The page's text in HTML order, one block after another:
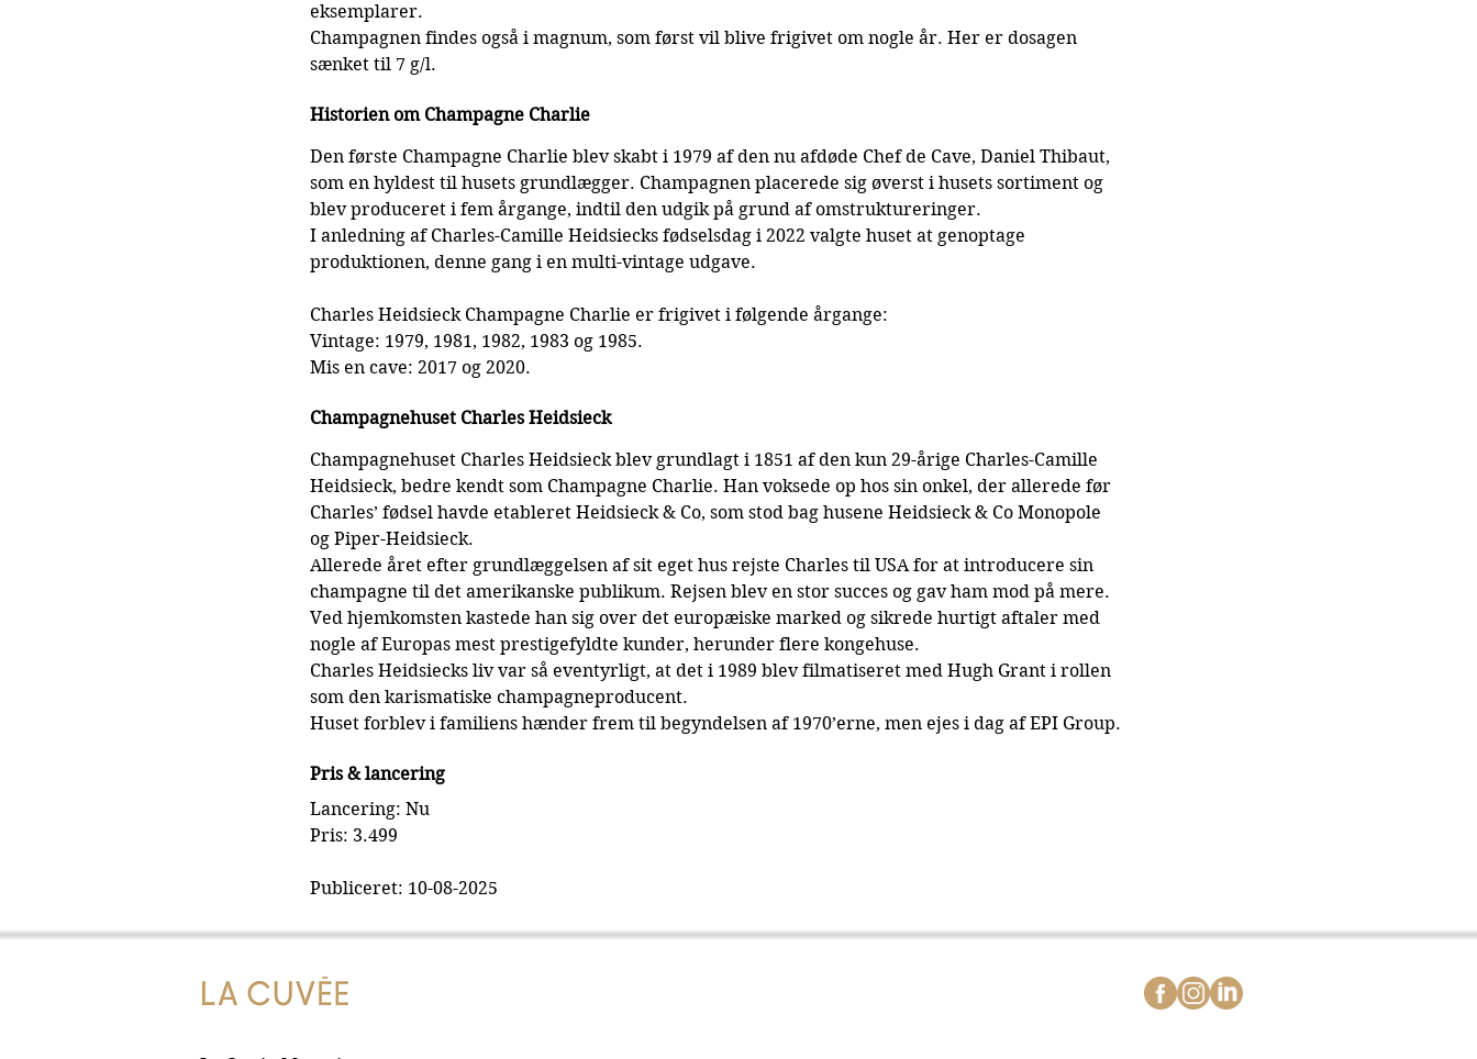
eksemplarer.
Champagnen findes også i magnum, som først vil blive frigivet om nogle år. Her er dosagen
sænket til 7 g/l.
Historien om Champagne Charlie
Den første Champagne Charlie blev skabt i 1979 af den nu afdøde Chef de Cave, Daniel Thibaut,
som en hyldest til husets grundlægger. Champagnen placerede sig øverst i husets sortiment og
blev produceret i fem årgange, indtil den udgik på grund af omstruktureringer.
I anledning af Charles-Camille Heidsiecks fødselsdag i 2022 valgte huset at genoptage
produktionen, denne gang i en multi-vintage udgave.
Charles Heidsieck Champagne Charlie er frigivet i følgende årgange:
Vintage: 1979, 1981, 1982, 1983 og 1985.
Mis en cave: 2017 og 2020.
Champagnehuset Charles Heidsieck
Champagnehuset Charles Heidsieck blev grundlagt i 1851 af den kun 29-årige Charles-Camille
Heidsieck, bedre kendt som Champagne Charlie. Han voksede op hos sin onkel, der allerede før
Charles’ fødsel havde etableret Heidsieck & Co, som stod bag husene Heidsieck & Co Monopole
og Piper-Heidsieck.
Allerede året efter grundlæggelsen af sit eget hus rejste Charles til USA for at introducere sin
champagne til det amerikanske publikum. Rejsen blev en stor succes og gav ham mod på mere.
Ved hjemkomsten kastede han sig over det europæiske marked og sikrede hurtigt aftaler med
nogle af Europas mest prestigefyldte kunder, herunder flere kongehuse.
Charles Heidsiecks liv var så eventyrligt, at det i 1989 blev filmatiseret med Hugh Grant i rollen
som den karismatiske champagneproducent.
Huset forblev i familiens hænder frem til begyndelsen af 1970’erne, men ejes i dag af EPI Group.
Pris & lancering
Lancering: Nu
Pris: 3.499
Publiceret: 10-08-2025